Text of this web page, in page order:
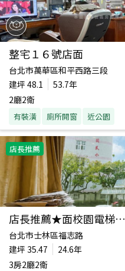
整宅１６號店面
台北市萬華區和平西路三段
建坪 48.1
53.7年
2廳2衛
有裝潢 廁所開窗 近公園
店長推薦
店長推薦★面校園電梯三房
台北市士林區福志路
建坪 35.47
24.6年
3房2廳2衛